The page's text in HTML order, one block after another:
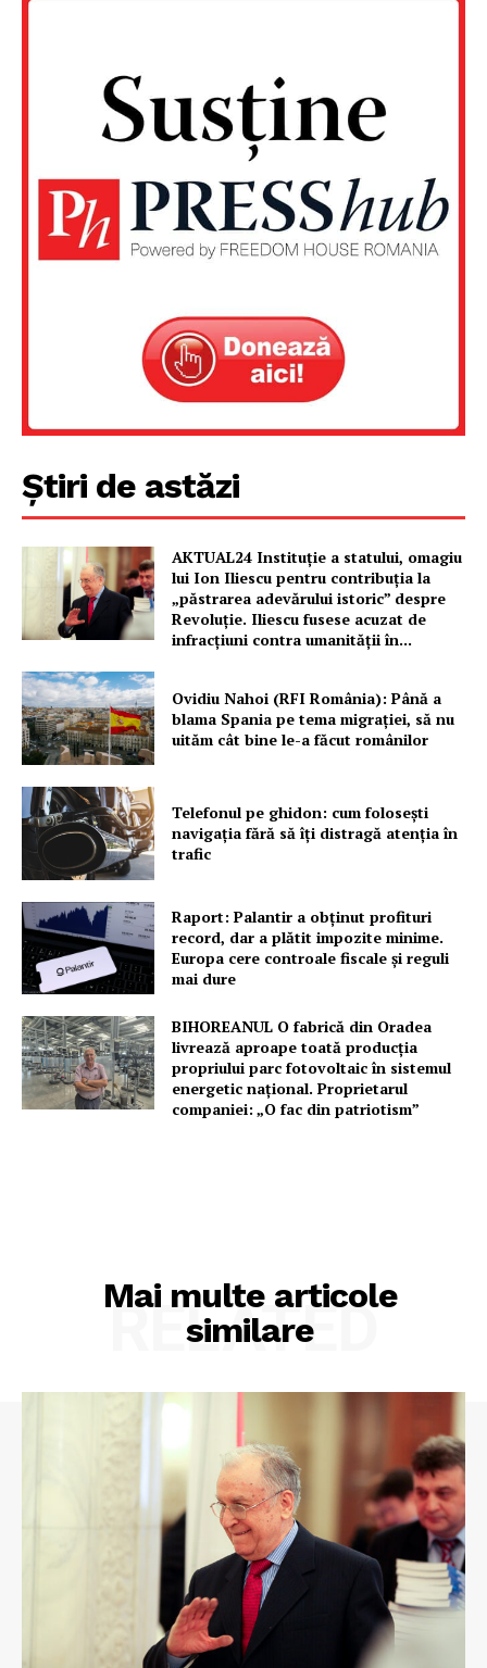
FREEDOM HOUSE ROMÂNIA
Despre noi / Echipa
Rețea
Contact
Știri de astăzi
AKTUAL24 Instituție a statului, omagiu
lui Ion Iliescu pentru contribuția la
„păstrarea adevărului istoric” despre
Revoluție. Iliescu fusese acuzat de
infracțiuni contra umanității în...
Ovidiu Nahoi (RFI România): Până a
blama Spania pe tema migrației, să nu
uităm cât bine le-a făcut românilor
Telefonul pe ghidon: cum folosești
navigația fără să îți distragă atenția în
trafic
Raport: Palantir a obținut profituri
record, dar a plătit impozite minime.
Europa cere controale fiscale și reguli
mai dure
BIHOREANUL O fabrică din Oradea
livrează aproape toată producția
propriului parc fotovoltaic în sistemul
energetic național. Proprietarul
companiei: „O fac din patriotism”
Mai multe articole
similare
RELATED